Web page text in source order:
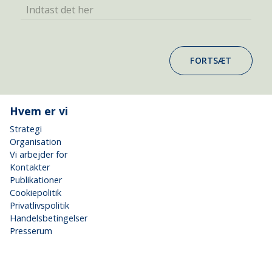
Indtast det her
FORTSÆT
Hvem er vi
Strategi
Organisation
Vi arbejder for
Kontakter
Publikationer
Cookiepolitik
Privatlivspolitik
Handelsbetingelser
Presserum